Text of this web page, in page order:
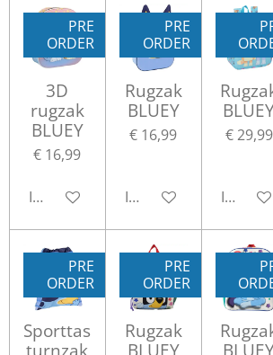
PRE
ORDER
3D
rugzak
BLUEY
€ 16,99
In winkelwagen
PRE
ORDER
Rugzak
BLUEY
€ 16,99
In winkelwagen
€ 29,99
In
PRE
ORDER
Sporttas
turnzak
PRE
ORDER
Rugzak
BLUEY